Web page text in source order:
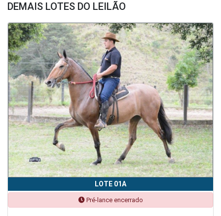
DEMAIS LOTES DO LEILÃO
LOTE 01A
Pré-lance encerrado